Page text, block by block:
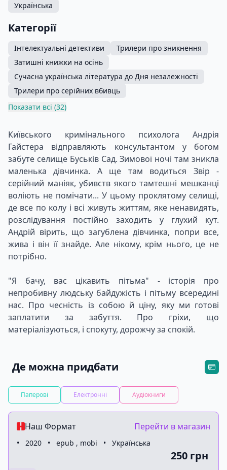
Українська
Категорії
Інтелектуальні детективи
Трилери про зникнення
Затишні книжки на осінь
Сучасна українська література до Дня незалежності
Трилери про серійних вбивць
Показати всі (32)
Київського кримінального психолога Андрія
Гайстера відправляють консультантом у богом
забуте селище Буськів Сад. Зимової ночі там зникла
маленька дівчинка. А ще там водиться Звір -
серійний маніяк, убивств якого тамтешні мешканці
воліють не помічати... У цьому проклятому селищі,
де все по колу і всі живуть життям, яке ненавидять,
розслідування постійно заходить у глухий кут.
Андрій вірить, що загублена дівчинка, попри все,
жива і він її знайде. Але нікому, крім нього, це не
потрібно.
"Я бачу, вас цікавить пітьма" - історія про
непробивну людську байдужість і пітьму всередині
нас. Про чесність із собою й ціну, яку ми готові
заплатити за забуття. Про гріхи, що
матеріалізуються, і спокуту, дорожчу за спокій.
Де можна придбати
Паперові Електронні Аудіокниги
Наш Формат Перейти в магазин
• 2020 • epub , mobi • Українська
250 грн